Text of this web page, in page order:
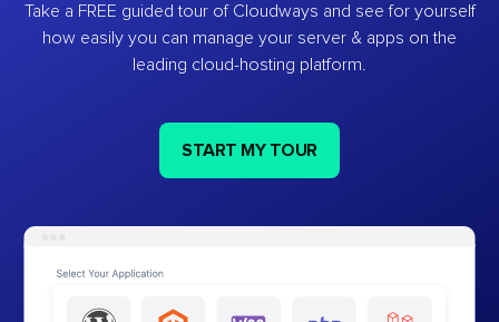
Take a FREE guided tour of Cloudways and see for yourself
how easily you can manage your server & apps on the
leading cloud-hosting platform.
START MY TOUR